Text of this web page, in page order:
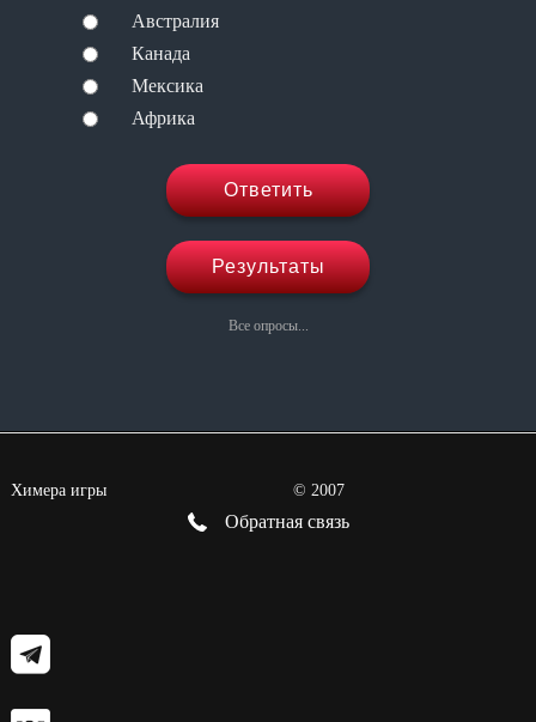
Австралия
Канада
Мексика
Африка
Ответить
Результаты
Все опросы...
Химера игры © 2007
Обратная связь